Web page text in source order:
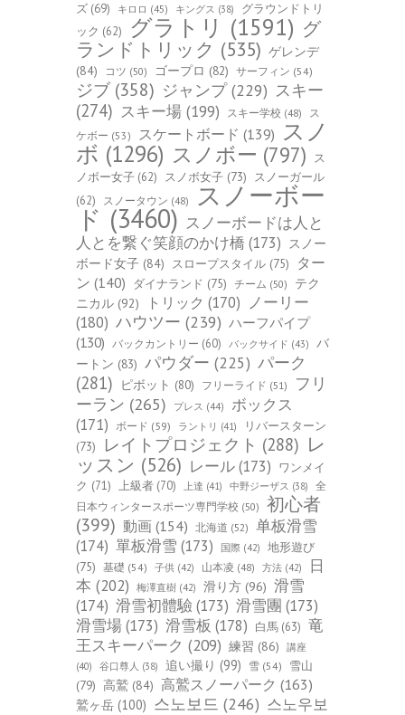
ズ (69) キロロ (45) キングス (38)
グラウンドトリ
ック (62) グラトリ (1591) グ
ランドトリック (535) ゲレンデ
(84)
コツ (50) ゴープロ (82) サーフィン (54)
ジブ (358) ジャンプ(229) スキー
(274) スキー場 (199) スキー学校 (48)
ス
ケボー (53) スケートボード (139) スノ
ボ (1296) スノボー (797)
ス
ノボー女子 (62) スノボ女子 (73)
スノーガール
(62)
スノータウン (48) スノーボー
ド (3460) スノーボードは人と
人とを繋ぐ笑顔のかけ橋 (173) スノー
ボード女子 (84) スロープスタイル (75)
ター
ン (140) ダイナランド (75) チーム (50)
テク
ニカル (92) トリック (170) ノーリー
(180) ハウツー (239) ハーフパイプ
(130)
バックカントリー (60) バックサイド (43)
バ
ートン (83) パウダー (225) パーク
(281)
ピボット (80) フリーライド (51)
フリ
ーラン (265) プレス (44)
ボックス
(171)
ボード (59) ラントリ (41)
リバースターン
(73)
レイトプロジェクト (288) レ
ッスン (526) レール(173) ワンメイ
ク (71) 上級者 (70) 上達 (41) 中野ジーザス (38)
全
日本ウィンタースポーツ専門学校 (50) 初心者
(399) 動画 (154) 北海道 (52) 单板滑雪
(174) 單板滑雪 (173) 国際 (42)
地形遊び
(75) 基礎 (54) 子供 (42) 山本凌 (48) 方法 (42)
日
本 (202) 梅澤直樹 (42) 滑り方 (96) 滑雪
(174) 滑雪初體驗 (173) 滑雪團 (173)
滑雪場(173) 滑雪板 (178) 白馬 (63) 竜
王スキーパーク (209) 練習 (86)
講座
(40)
谷口尊人 (38) 追い撮り (99) 雪 (54)
雪山
(79) 高鷲 (84) 高鷲スノーパーク (163)
鷲ヶ岳 (100) 스노보드 (246) 스노우보